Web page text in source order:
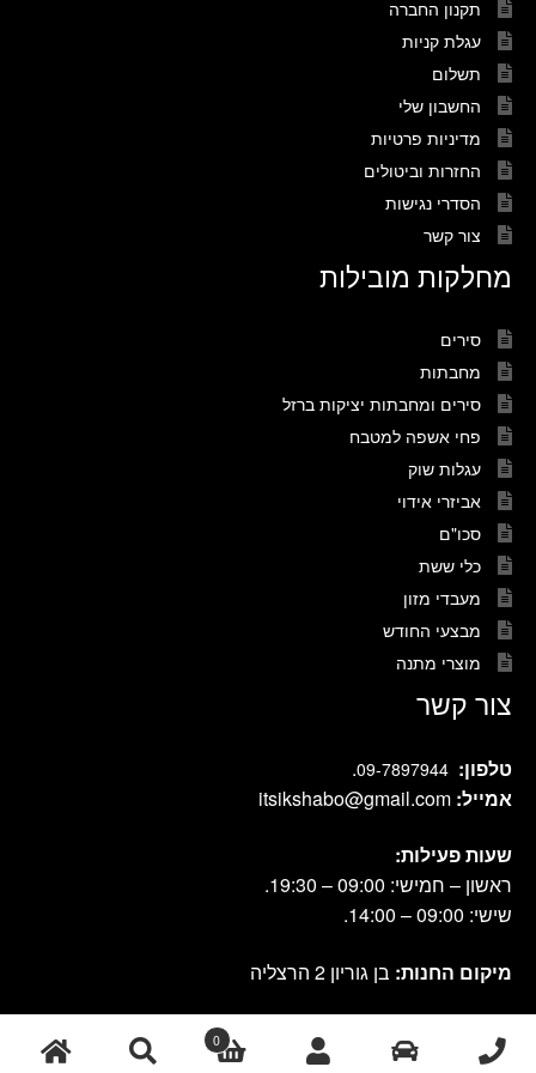
תקנון החברה
עגלת קניות
תשלום
החשבון שלי
מדיניות פרטיות
החזרות וביטולים
הסדרי נגישות
צור קשר
מחלקות מובילות
סירים
מחבתות
סירים ומחבתות יציקות ברזל
פחי אשפה למטבח
עגלות שוק
אביזרי אידוי
סכו"ם
כלי ששת
מעבדי מזון
מבצעי החודש
מוצרי מתנה
צור קשר
טלפון: 09-7897944
.
אמייל: itsikshabo@gmail.com
שעות פעילות:
ראשון – חמישי: 09:00 – 19:30.
שישי: 09:00 – 14:00.
מיקום החנות: בן גוריון 2 הרצליה
cook shop 2021 © אתר זה נבנה ועוצב על-ידי |אחסון
0